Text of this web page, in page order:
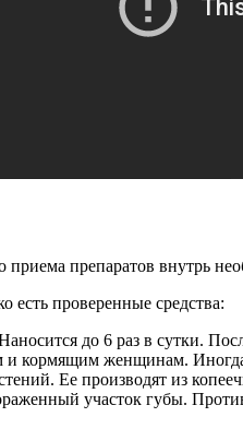
препаратов внутрь
есть проверенные средства:
до 6 раз в сутки.
кормящим женщинам.
Ее производят из
участок губы.